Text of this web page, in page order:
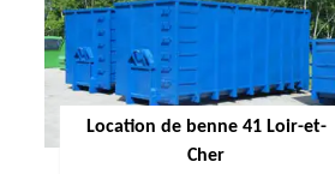
Location de benne 41 Loir-et-
Cher